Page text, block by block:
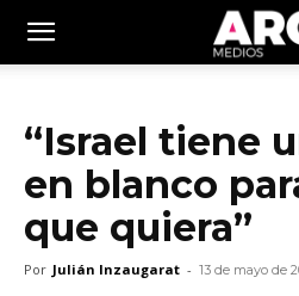
“Israel tiene
en blanco
que quiera”
Por Julián Inzaugarat - 13 de mayo de